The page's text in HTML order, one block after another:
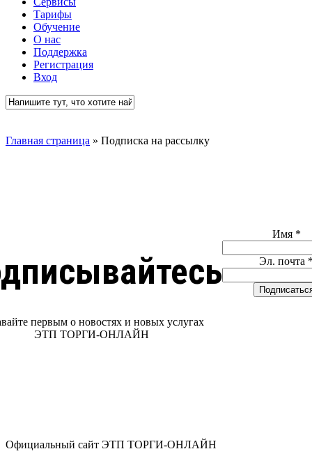
Тарифы
Обучение
О нас
Поддержка
Регистрация
Вход
Главная страница » Подписка на рассылку
первым о новостях и новых услугах
ЭТП ТОРГИ-ОНЛАЙН
Имя *
Эл. почта
Официальный сайт ЭТП ТОРГИ-ОНЛАЙН